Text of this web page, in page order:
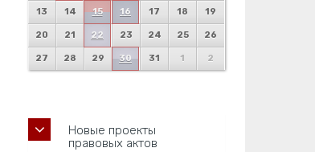
13 14 15 16 17 18 19
20 21 22 23 24 25 26
27 28 29 30 31 1 2
Новые проекты
правовых актов